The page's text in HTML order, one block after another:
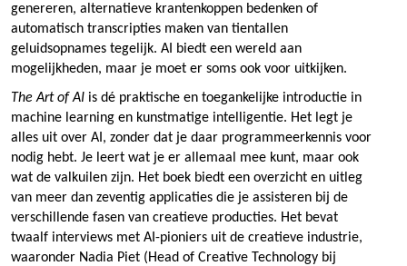
genereren, alternatieve krantenkoppen bedenken of
automatisch transcripties maken van tientallen
geluidsopnames tegelijk. AI biedt een wereld aan
mogelijkheden, maar je moet er soms ook voor uitkijken.
The Art of AI is dé praktische en toegankelijke introductie in
machine learning en kunstmatige intelligentie. Het legt je
alles uit over AI, zonder dat je daar programmeerkennis voor
nodig hebt. Je leert wat je er allemaal mee kunt, maar ook
wat de valkuilen zijn. Het boek biedt een overzicht en uitleg
van meer dan zeventig applicaties die je assisteren bij de
verschillende fasen van creatieve producties. Het bevat
twaalf interviews met AI-pioniers uit de creatieve industrie,
waaronder Nadia Piet (Head of Creative Technology bij